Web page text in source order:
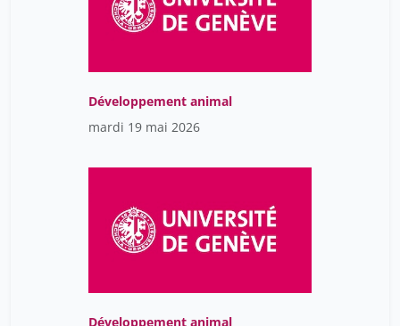
Développement animal
mardi 19 mai 2026
Développement animal